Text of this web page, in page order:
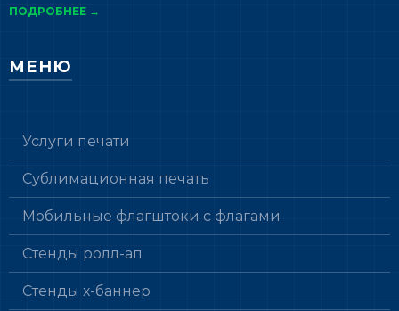
ПОДРОБНЕЕ →
МЕНЮ
Услуги печати
Сублимационная печать
Мобильные флагштоки с флагами
Стенды ролл-ап
Стенды х-баннер